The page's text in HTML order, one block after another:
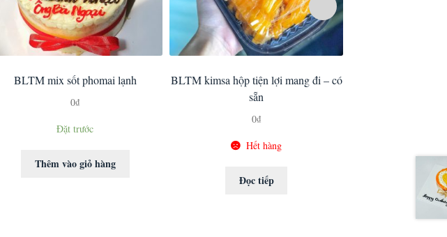
BLTM mix sốt phomai lạnh
0₫
Đặt trước
Thêm vào giỏ hàng
BLTM kimsa hộp tiện lợi mang đi – có
sẵn
0₫
Hết hàng
Đọc tiếp